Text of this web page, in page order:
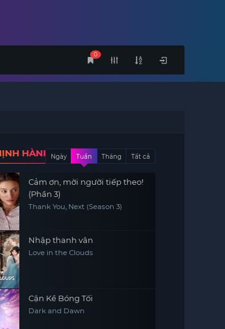
0
HÀNHNgày Tuần Tháng Tất cả
Cảm ơn, mời người tiếp theo!
(Phần 3)
Thank You, Next (Season 3)
Nhập thanh vân
Love in the Clouds
Cận Kề Bóng Tối
Dark and Dawn